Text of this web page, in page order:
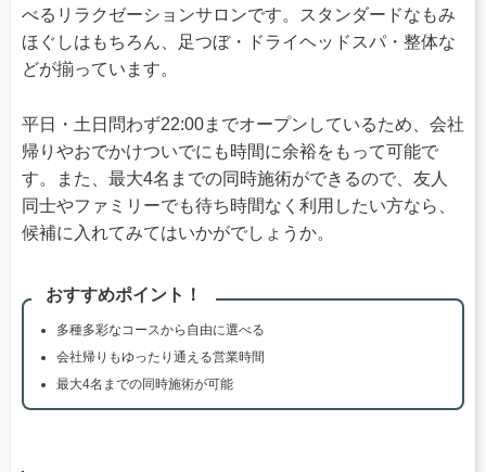
べるリラクゼーションサロンです。スタンダードなもみ
ほぐしはもちろん、足つぼ・ドライヘッドスパ・整体な
どが揃っています。
平日・土日問わず22:00までオープンしているため、会社
帰りやおでかけついでにも時間に余裕をもって可能で
す。また、最大4名までの同時施術ができるので、友人
同士やファミリーでも待ち時間なく利用したい方なら、
候補に入れてみてはいかがでしょうか。
おすすめポイント！
多種多彩なコースから自由に選べる
会社帰りもゆったり通える営業時間
最大4名までの同時施術が可能